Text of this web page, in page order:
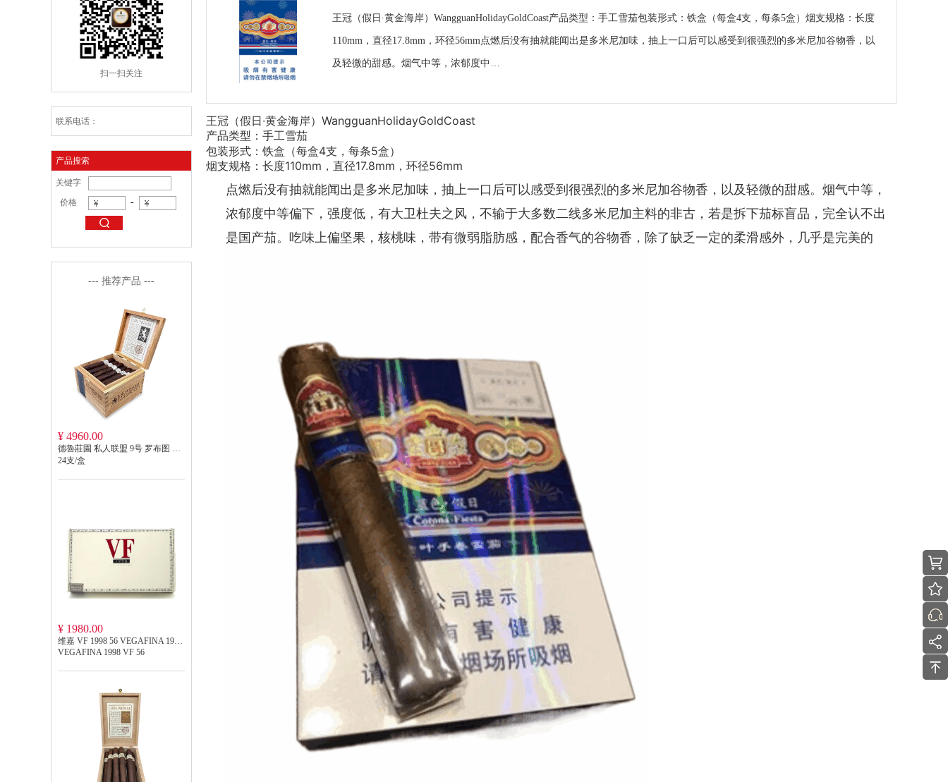
扫一扫关注
联系电话：
产品搜索
关键字
价格
-
--- 推荐产品 ---
¥ 4960.00
24支/盒
¥ 1980.00
VEGAFINA 1998 VF 56
王冠（假日∙黄金海岸）WangguanHolidayGoldCoast产品类型：手工雪茄包装形式：铁盒（每盒4支，每条5盒）烟支规格：长度
110mm，直径17.8mm，环径56mm点燃后没有抽就能闻出是多米尼加味，抽上一口后可以感受到很强烈的多米尼加谷物香，以
及轻微的甜感。烟气中等，浓郁度中…
王冠（假日∙黄金海岸）WangguanHolidayGoldCoast
产品类型：手工雪茄
包装形式：铁盒（每盒4支，每条5盒）
烟支规格：长度110mm，直径17.8mm，环径56mm
点燃后没有抽就能闻出是多米尼加味，抽上一口后可以感受到很强烈的多米尼加谷物香，以及轻微的甜感。烟气中等，
浓郁度中等偏下，强度低，有大卫杜夫之风，不输于大多数二线多米尼加主料的非古，若是拆下茄标盲品，完全认不出
是国产茄。吃味上偏坚果，核桃味，带有微弱脂肪感，配合香气的谷物香，除了缺乏一定的柔滑感外，几乎是完美的